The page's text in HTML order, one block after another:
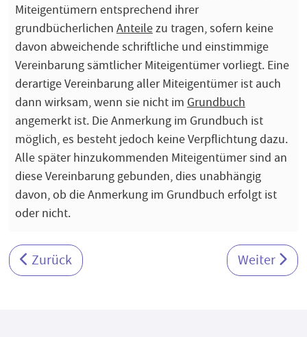
Miteigentümern entsprechend ihrer
grundbücherlichen Anteilezu tragen, sofern keine
davon abweichende schriftliche und einstimmige
Vereinbarung sämtlicher Miteigentümer vorliegt. Eine
derartige Vereinbarung aller Miteigentümer ist auch
dann wirksam, wenn sie nicht im Grundbuch
angemerkt ist. Die Anmerkung im Grundbuch ist
möglich, es besteht jedoch keine Verpflichtung dazu.
Alle später hinzukommenden Miteigentümer sind an
diese Vereinbarung gebunden, dies unabhängig
davon, ob die Anmerkung im Grundbuch erfolgt ist
oder nicht.
Vorheriger Beitrag: Darf jeder eine Sat-Anlage
Zurück Nächster
Weiter